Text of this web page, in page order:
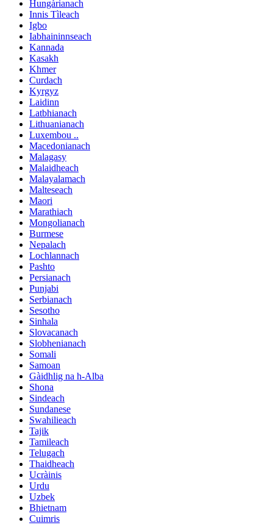
Hungàrianach
Innis Tìleach
Igbo
Iabhaininnseach
Kannada
Kasakh
Khmer
Curdach
Kyrgyz
Laidinn
Latbhianach
Lithuanianach
Luxembou ..
Macedonianach
Malagasy
Malaidheach
Malayalamach
Malteseach
Maori
Marathiach
Mongolianach
Burmese
Nepalach
Lochlannach
Pashto
Persianach
Punjabi
Serbianach
Sesotho
Sinhala
Slovacanach
Slobhenianach
Somali
Samoan
Gàidhlig na h-Alba
Shona
Sindeach
Sundanese
Swahilieach
Tajik
Tamileach
Telugach
Thaidheach
Ucràinis
Urdu
Uzbek
Bhietnam
Cuimris